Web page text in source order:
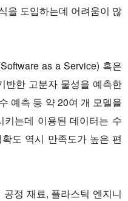
을 도입하는데 어려움이 많
as a Service) 혹은
반한 고분자 물성을 예측한
예측 등 약 20여 개 모델을
는데 이용된 데이터는 수
도 역시 만족도가 높은 편
공정 재료, 플라스틱 엔지니